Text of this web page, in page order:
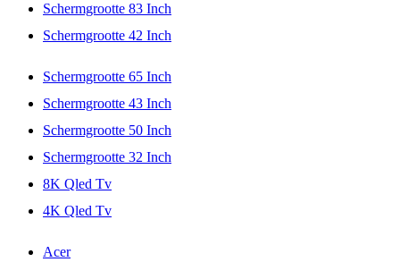
Schermgrootte 83 Inch
Schermgrootte 42 Inch
Schermgrootte 65 Inch
Schermgrootte 43 Inch
Schermgrootte 50 Inch
Schermgrootte 32 Inch
8K Qled Tv
4K Qled Tv
Acer